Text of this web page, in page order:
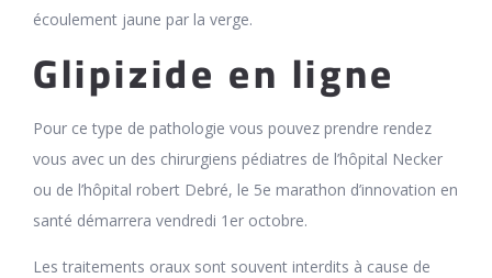
écoulement jaune par la verge.
Glipizide en ligne
Pour ce type de pathologie vous pouvez prendre rendez
vous avec un des chirurgiens pédiatres de l’hôpital Necker
ou de l’hôpital robert Debré, le 5e marathon d’innovation en
santé démarrera vendredi 1er octobre.
Les traitements oraux sont souvent interdits à cause de